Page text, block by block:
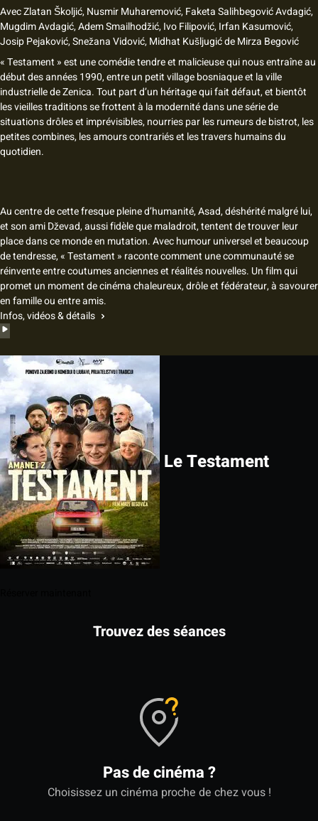
AvecZlatan Školjić, Nusmir Muharemović, Faketa Salihbegović Avdagić,
Mugdim Avdagić, Adem Smailhodžić, Ivo Filipović, Irfan Kasumović,
Josip Pejaković, Snežana Vidović, Midhat KušljugićdeMirza Begović
« Testament » est une comédie tendre et malicieuse qui nous entraîne au
début des années 1990, entre un petit village bosniaque et la ville
industrielle de Zenica. Tout part d’un héritage qui fait défaut, et bientôt
les vieilles traditions se frottent à la modernité dans une série de
situations drôles et imprévisibles, nourries par les rumeurs de bistrot, les
petites combines, les amours contrariés et les travers humains du
quotidien.
Au centre de cette fresque pleine d’humanité, Asad, déshérité malgré lui,
et son ami Dževad, aussi fidèle que maladroit, tentent de trouver leur
place dans ce monde en mutation. Avec humour universel et beaucoup
de tendresse, « Testament » raconte comment une communauté se
réinvente entre coutumes anciennes et réalités nouvelles. Un film qui
promet un moment de cinéma chaleureux, drôle et fédérateur, à savourer
en famille ou entre amis.
Infos, vidéos & détails
Le Testament
Trouvez des séances
Pas de cinéma ?
Choisissez un cinéma proche de chez vous !